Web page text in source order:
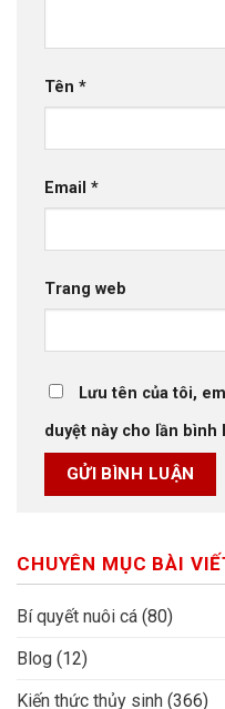
Tên *
Email *
Trang web
Lưu tên của tôi,
duyệt này cho lần bình
CHUYÊN MỤC BÀI
Bí quyết nuôi cá (80)
Blog (12)
Kiến thức thủy sinh (366)